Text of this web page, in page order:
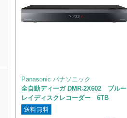
Panasonic パナソニック
全自動ディーガ DMR-2X602 ブルー
レイディスクレコーダー 6TB
送料無料